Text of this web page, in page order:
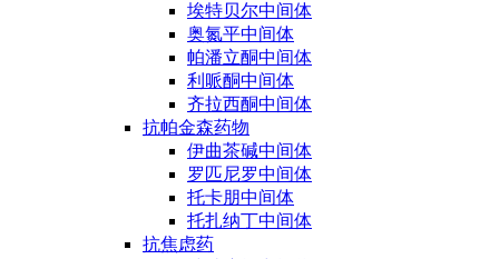
埃特贝尔中间体
奥氮平中间体
帕潘立酮中间体
利哌酮中间体
齐拉西酮中间体
抗帕金森药物
伊曲茶碱中间体
罗匹尼罗中间体
托卡朋中间体
托扎纳丁中间体
抗焦虑药